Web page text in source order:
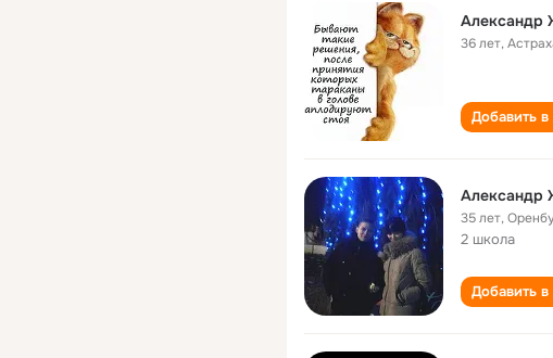
Александр
36 лет,
Добавить в
Александр
35 лет,
2 школа
Добавить в